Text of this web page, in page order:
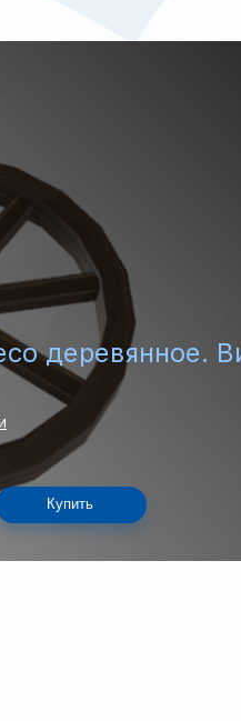
деревянное.
Купить